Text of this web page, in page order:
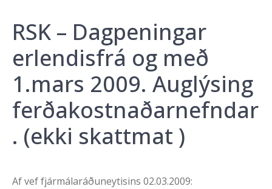
RSK – Dagpeningar
erlendisfrá og með
1.mars 2009. Auglýsing
ferðakostnaðarnefndar
. (ekki skattmat )
Af vef fjármálaráðuneytisins 02.03.2009: